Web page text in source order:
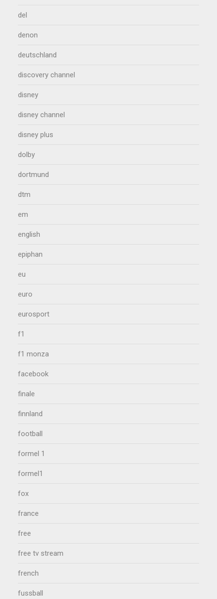
del
denon
deutschland
discovery channel
disney
disney channel
disney plus
dolby
dortmund
dtm
em
english
epiphan
eu
euro
eurosport
f1
f1 monza
facebook
finale
finnland
football
formel 1
formel1
fox
france
free
free tv stream
french
fussball